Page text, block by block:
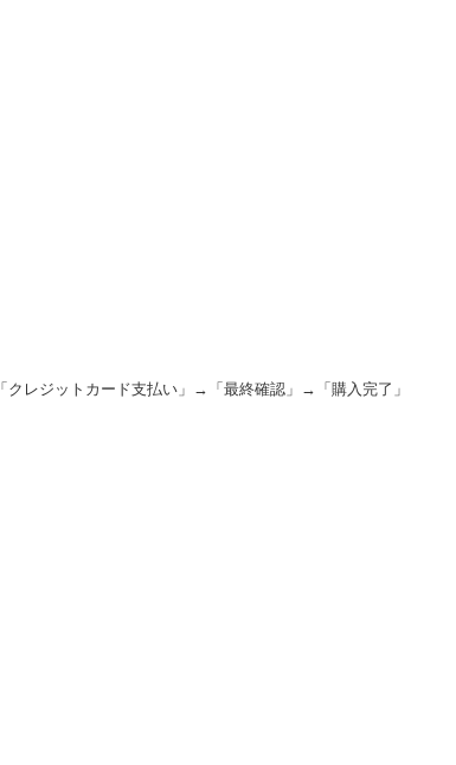
レジットカード支払い」→「最終確認」→「購入完了」